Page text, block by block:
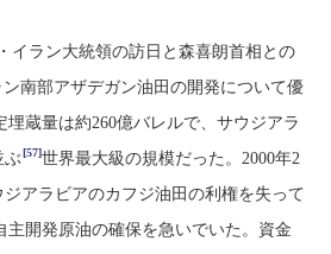
イラン大統領の訪日と森喜朗首相との
南部アザデガン油田の開発について優
埋蔵量は約260億バレルで、サウジアラ
ぶ[57]世界最大級の規模だった。2000年2
アラビアのカフジ油田の利権を失って
主開発原油の確保を急いでいた。資金